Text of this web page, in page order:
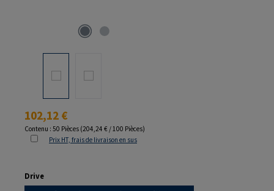
Prix régulier :
102,12 €
Contenu : 50 Pièces (204,24 € / 100 Pièces)
Prix HT, frais de livraison en sus
Sélectionnez
Drive